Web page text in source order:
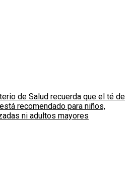
de Salud recuerda que el té de
recomendado para niños,
ni adultos mayores